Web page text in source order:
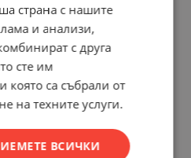
страна с нашите
и анализи,
с друга
сте им
която са събрали от
на техните услуги.
ВСИЧКИ